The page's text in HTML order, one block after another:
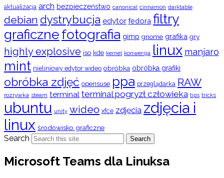
aktualizacja arch bezpieczeństwo canonical cinnamon darktable
debian dystrybucja edytor fedora filtry
graficznefotografia gimp gnome grafika gry
highly explosive iso kde kernel konwersja linux manjaro
mint nieliniowy edytor wideo obróbka obróbka grafiki
obróbka zdjęć opensuse ppa przeglądarka RAW
rozrywka steam terminal terminal pogryzł człowieka tips tricks
ubuntu unity wideo xfce zdjęcia zdjęcia i
linux środowisko graficzne
Search Search
Microsoft Teams dla Linuksa